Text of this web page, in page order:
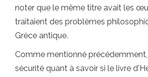
noter que le même titre avait les
traitaient des problèmes
Grèce antique.
Comme mentionné
sécurité quant à savoir si le livre